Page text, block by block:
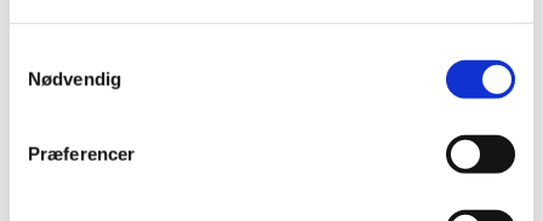
Nødvendig
Præferencer
Du vil måske også kunne lide...